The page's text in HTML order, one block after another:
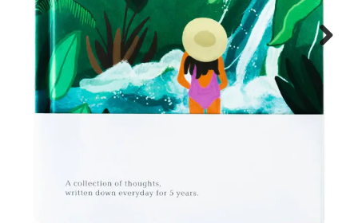
WONEN
STATIONERY
Next